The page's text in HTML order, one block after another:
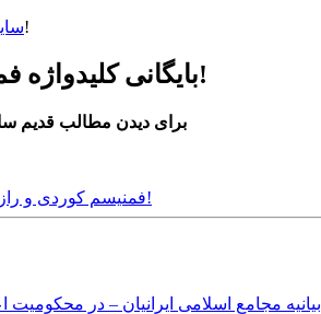
> فمنیسم کوردی و راز آن اسلحەی مقدس!
بایگانی کلیدواژه فمنیسم کوردی و راز آن اسلحەی مقدس!
برای دیدن مطالب قدیم
Monday, 8th September, 2014 - فمنیسم کوردی و راز آن اسلحه ی مقدس!
بیانیه مجامع اسلامی ایرانیان – در